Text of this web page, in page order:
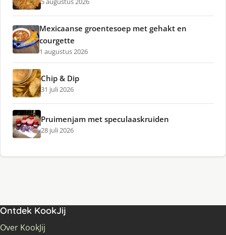
Mexicaanse groentesoep met gehakt en
courgette
1 augustus 2026
Chip & Dip
31 juli 2026
Pruimenjam met speculaaskruiden
28 juli 2026
Ontdek KookJij
Over KookJij